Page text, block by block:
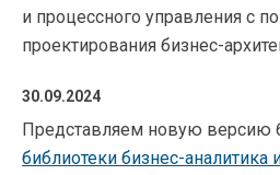
и процессного управления с
проектирования бизнес-
30.09.2024
Представляем новую версию
библиотеки бизнес-аналитика